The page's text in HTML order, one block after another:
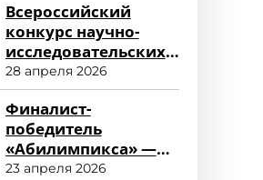
Всероссийский
конкурс научно-
исследовательских
работ «Научный
потенциал СПО»
28 апреля 2026
Финалист-
победитель
«Абилимпикса» —
студент ФСПО
23 апреля 2026